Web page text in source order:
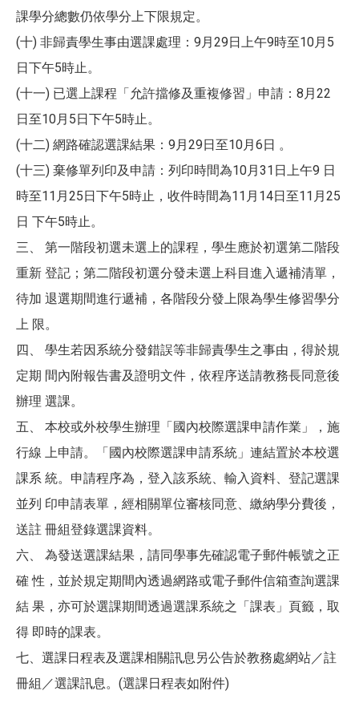
課學分總數仍依學分上下限規定。
(十) 非歸責學生事由選課處理：9月29日上午9時至10月5
日下午5時止。
(十一) 已選上課程「允許擋修及重複修習」申請：8月22
日至10月5日下午5時止。
(十二) 網路確認選課結果：9月29日至10月6日 。
(十三) 棄修單列印及申請：列印時間為10月31日上午9 日
時至11月25日下午5時止，收件時間為11月14日至11月25
日 下午5時止。
三、 第一階段初選未選上的課程，學生應於初選第二階段
重新 登記；第二階段初選分發未選上科目進入遞補清單，
待加 退選期間進行遞補，各階段分發上限為學生修習學分
上 限。
四、 學生若因系統分發錯誤等非歸責學生之事由，得於規
定期 間內附報告書及證明文件，依程序送請教務長同意後
辦理 選課。
五、 本校或外校學生辦理「國內校際選課申請作業」，施
行線 上申請。「國內校際選課申請系統」連結置於本校選
課系 統。申請程序為，登入該系統、輸入資料、登記選課
並列 印申請表單，經相關單位審核同意、繳納學分費後，
送註 冊組登錄選課資料。
六、 為發送選課結果，請同學事先確認電子郵件帳號之正
確 性，並於規定期間內透過網路或電子郵件信箱查詢選課
結 果，亦可於選課期間透過選課系統之「課表」頁籤，取
得 即時的課表。
七、選課日程表及選課相關訊息另公告於教務處網站／註
冊組／選課訊息。(選課日程表如附件)